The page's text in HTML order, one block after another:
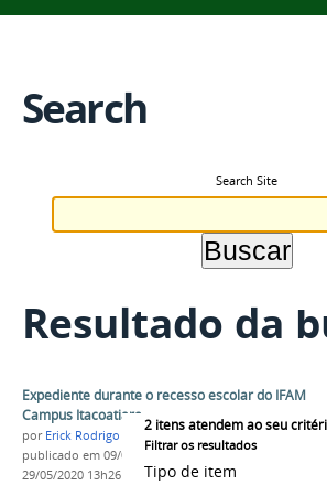
Search
Search Site
Resultado da
2 itens atendem ao seu
Filtrar os resultados
Tipo de item
Expediente durante o recesso escolar do IFAM
Campus Itacoatiara
por Erick Rodrigo Santos Almeida
publicado em 09/07/2017—última modificação
29/05/2020 13h26